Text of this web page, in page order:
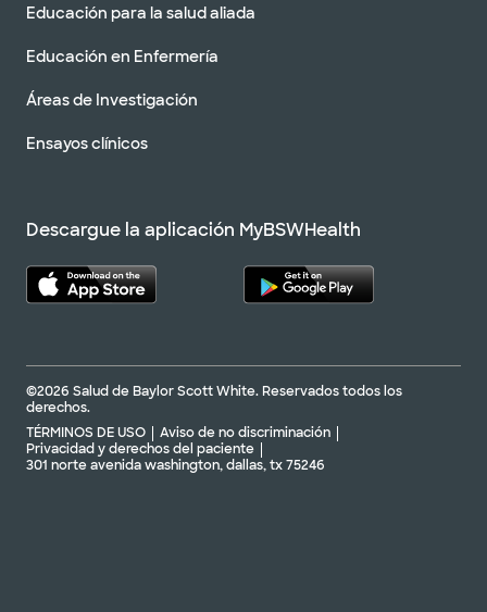
Educación para la salud aliada
Educación en Enfermería
Áreas de Investigación
Ensayos clínicos
Descargue la aplicación MyBSWHealth
©2026 Salud de Baylor Scott White. Reservados todos los
derechos.
TÉRMINOS DE USO
Aviso de no discriminación
Privacidad y derechos del paciente
301 norte avenida washington, dallas, tx 75246